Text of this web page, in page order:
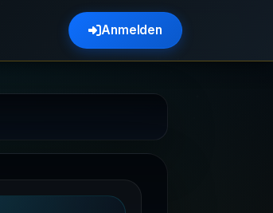
Anmelden